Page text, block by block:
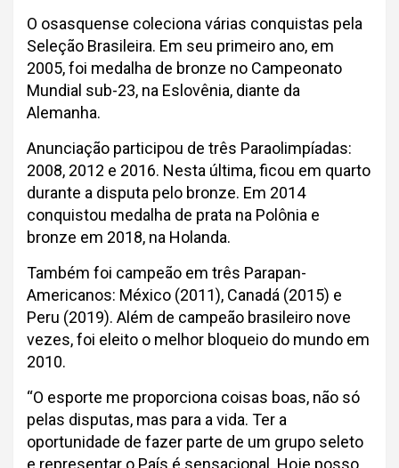
O osasquense coleciona várias conquistas pela
Seleção Brasileira. Em seu primeiro ano, em
2005, foi medalha de bronze no Campeonato
Mundial sub-23, na Eslovênia, diante da
Alemanha.
Anunciação participou de três Paraolimpíadas:
2008, 2012 e 2016. Nesta última, ficou em quarto
durante a disputa pelo bronze. Em 2014
conquistou medalha de prata na Polônia e
bronze em 2018, na Holanda.
Também foi campeão em três Parapan-
Americanos: México (2011), Canadá (2015) e
Peru (2019). Além de campeão brasileiro nove
vezes, foi eleito o melhor bloqueio do mundo em
2010.
“O esporte me proporciona coisas boas, não só
pelas disputas, mas para a vida. Ter a
oportunidade de fazer parte de um grupo seleto
e representar o País é sensacional. Hoje posso